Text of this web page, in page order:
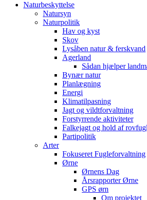
Naturbeskyttelse
Natursyn
Naturpolitik
Hav og kyst
Skov
Lysåben natur & ferskvand
Agerland
Sådan hjælper
Bynær natur
Planlægning
Energi
Klimatilpasning
Jagt og vildtforvaltning
Forstyrrende aktiviteter
Falkejagt og hold af
Partipolitik
Arter
Fokuseret Fugleforvaltning
Ørne
Ørnens Dag
Årsrapporter Ørne
GPS ørn
Om projektet